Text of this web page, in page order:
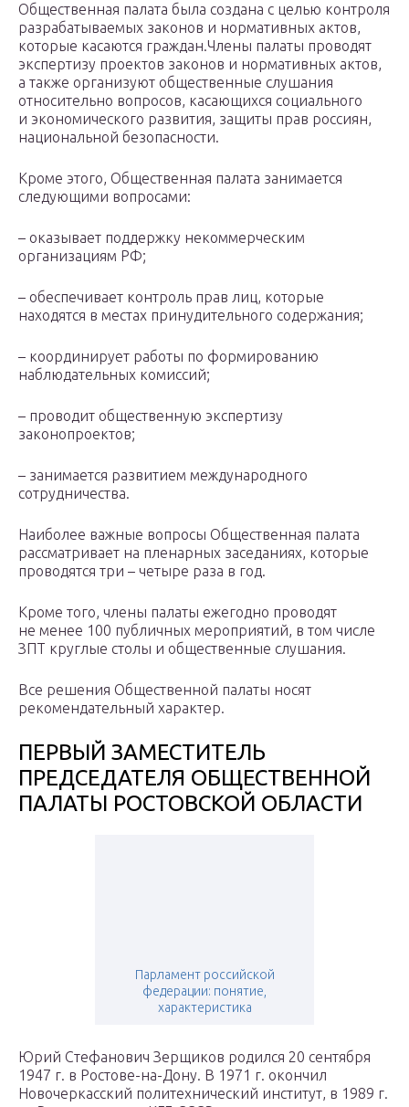
Общественная палата была создана с целью контроля
разрабатываемых законов и нормативных актов,
которые касаются граждан.Члены палаты проводят
экспертизу проектов законов и нормативных актов,
а также организуют общественные слушания
относительно вопросов, касающихся социального
и экономического развития, защиты прав россиян,
национальной безопасности.
Кроме этого, Общественная палата занимается
следующими вопросами:
– оказывает поддержку некоммерческим
организациям РФ;
– обеспечивает контроль прав лиц, которые
находятся в местах принудительного содержания;
– координирует работы по формированию
наблюдательных комиссий;
– проводит общественную экспертизу
законопроектов;
– занимается развитием международного
сотрудничества.
Наиболее важные вопросы Общественная палата
рассматривает на пленарных заседаниях, которые
проводятся три – четыре раза в год.
Кроме того, члены палаты ежегодно проводят
не менее 100 публичных мероприятий, в том числе
ЗПТ круглые столы и общественные слушания.
Все решения Общественной палаты носят
рекомендательный характер.
ПЕРВЫЙ ЗАМЕСТИТЕЛЬ
ПРЕДСЕДАТЕЛЯ ОБЩЕСТВЕННОЙ
ПАЛАТЫ РОСТОВСКОЙ ОБЛАСТИ
Парламент российской
федерации: понятие,
характеристика
Юрий Стефанович Зерщиков родился 20 сентября
1947 г. в Ростове-на-Дону. В 1971 г. окончил
Новочеркасский политехнический институт, в 1989 г.